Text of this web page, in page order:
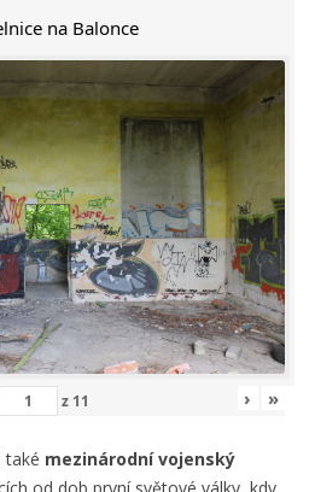
na Balonce
z 11 › »
také mezinárodní vojenský